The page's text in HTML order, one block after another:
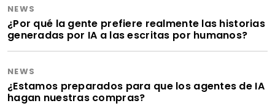
NEWS
¿Por qué la gente prefiere realmente las historias
generadas por IA a las escritas por humanos?
NEWS
¿Estamos preparados para que los agentes de IA
hagan nuestras compras?